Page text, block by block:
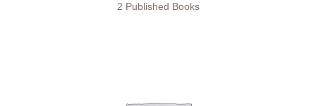
2 Published Books